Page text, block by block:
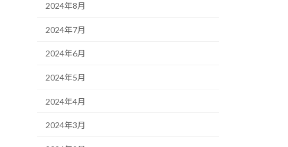
2024年8月
2024年7月
2024年6月
2024年5月
2024年4月
2024年3月